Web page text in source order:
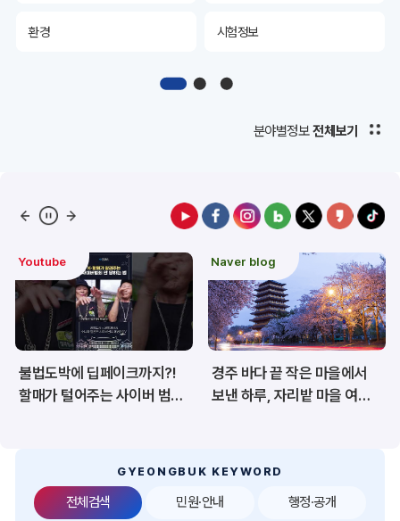
환경 시험정보
디지털아카이브
공공데이터&통계
산림 해양/수산
보건·복지/여성/장애인 문화/관광/음식
재난/안전/재해 산업/토지/주택
환경 시험정보
공공데이터&통계
분야별정보 전체보기
Naver blog
경주 바다 끝 작은 마을에서
보낸 하루, 자리밭 마을 여름
도정 주요이슈
경북 백두대간 트레일6
챌린지, 6월 20일 상주서
GYEONGBUK KEYWORD
전체검색 민원·안내 행정·공개